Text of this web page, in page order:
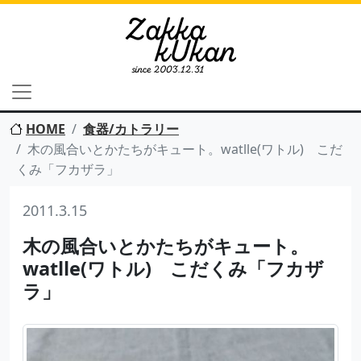
HOME
食器/カトラリー
木の風合いとかたちがキュート。watlle(ワトル) こだ
くみ「フカザラ」
2011.3.15
木の風合いとかたちがキュート。
watlle(ワトル) こだくみ「フカザ
ラ」